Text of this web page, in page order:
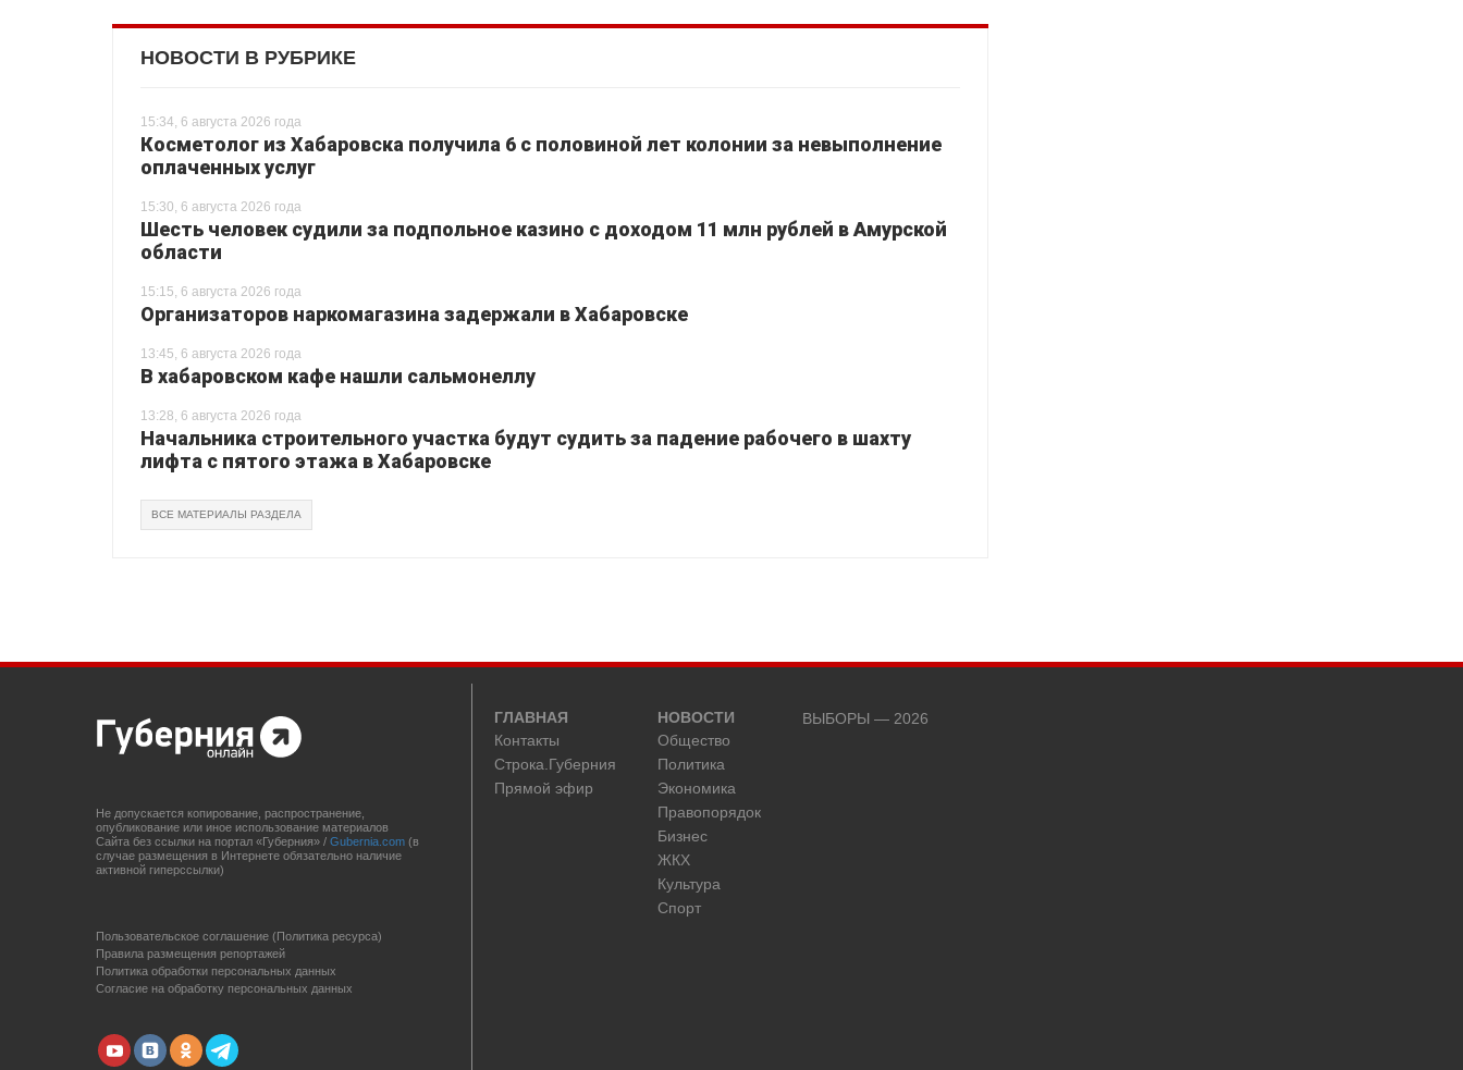
НОВОСТИ В РУБРИКЕ
15:34, 6 августа 2026 года
Косметолог из Хабаровска получила 6 с половиной лет колонии за невыполнение
оплаченных услуг
15:30, 6 августа 2026 года
Шесть человек судили за подпольное казино с доходом 11 млн рублей в Амурской
области
15:15, 6 августа 2026 года
Организаторов наркомагазина задержали в Хабаровске
13:45, 6 августа 2026 года
В хабаровском кафе нашли сальмонеллу
13:28, 6 августа 2026 года
Начальника строительного участка будут судить за падение рабочего в шахту
лифта с пятого этажа в Хабаровске
ВСЕ МАТЕРИАЛЫ РАЗДЕЛА
Не допускается копирование, распространение,
опубликование или иное использование материалов
Сайта без ссылки на портал «Губерния» / Gubernia.com (в
случае размещения в Интернете обязательно наличие
активной гиперссылки)
Пользовательское соглашение (Политика ресурса)
Правила размещения репортажей
Политика обработки персональных данных
Согласие на обработку персональных данных
ГЛАВНАЯ
Контакты
Строка.Губерния
Прямой эфир
НОВОСТИ
Общество
Политика
Экономика
Правопорядок
Бизнес
ЖКХ
Культура
Спорт
ВЫБОРЫ — 2026